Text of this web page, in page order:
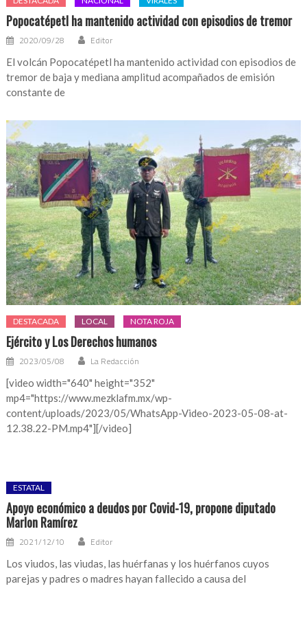
Popocatépetl ha mantenido actividad con episodios de tremor
2020/09/28 Editor
El volcán Popocatépetl ha mantenido actividad con episodios de
tremor de baja y mediana amplitud acompañados de emisión
constante de
DESTACADA LOCAL NOTA ROJA
Ejército y Los Derechos humanos
2023/05/08 La Redacción
[video width="640" height="352"
mp4="https://www.mezklafm.mx/wp-
content/uploads/2023/05/WhatsApp-Video-2023-05-08-at-
12.38.22-PM.mp4"][/video]
ESTATAL
Apoyo económico a deudos por Covid-19, propone diputado
Marlon Ramírez
2021/12/10 Editor
Los viudos, las viudas, las huérfanas y los huérfanos cuyos
parejas y padres o madres hayan fallecido a causa del